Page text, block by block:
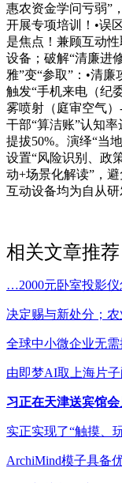
惠农资金学问亏弱”
开展专项培训！•误
是焦点！兼顾互动
设备；破解“清廉进
雅”变“参取”：•清
触发“手机来电（纪
雾喷射（庭审空气）
干部“算洁账”认知
提拔50%。演绎“当
设置“风险识别、政
动+场景化解读”，
互动设备均为自从
相关文章推荐
…2000元卧室投影仪
决定赐与新处分；农
全球中小微企业无
由即梦AI取上海片
习正在天津送宾馆
实正实现了“触摸、
ArchiMind模子具备